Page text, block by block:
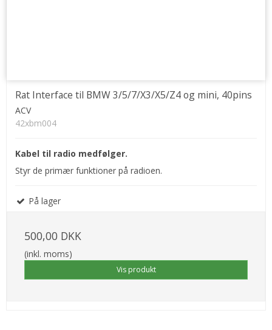
Rat Interface til BMW 3/5/7/X3/X5/Z4 og mini, 40pins
ACV
42xbm004
Kabel til radio medfølger.
Styr de primær funktioner på radioen.
På lager
500,00 DKK
(inkl. moms)
Vis produkt